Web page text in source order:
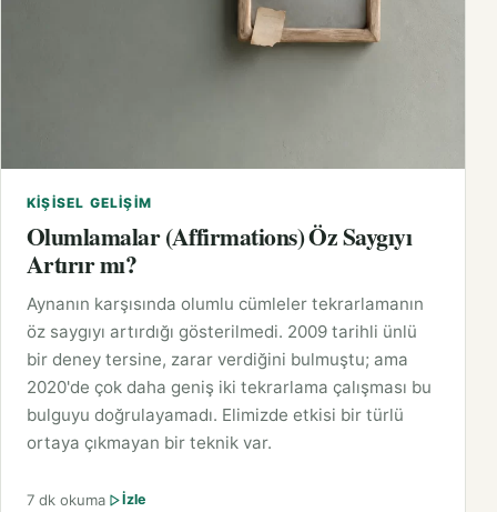
KIŞISEL GELIŞIM
Olumlamalar (Affirmations) Öz Saygıyı
Artırır mı?
Aynanın karşısında olumlu cümleler tekrarlamanın
öz saygıyı artırdığı gösterilmedi. 2009 tarihli ünlü
bir deney tersine, zarar verdiğini bulmuştu; ama
2020'de çok daha geniş iki tekrarlama çalışması bu
bulguyu doğrulayamadı. Elimizde etkisi bir türlü
ortaya çıkmayan bir teknik var.
7 dk okuma İzle